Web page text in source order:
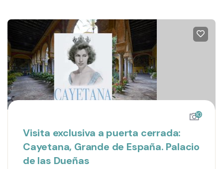
10
Visita exclusiva a puerta cerrada:
Cayetana, Grande de España. Palacio
de las Dueñas